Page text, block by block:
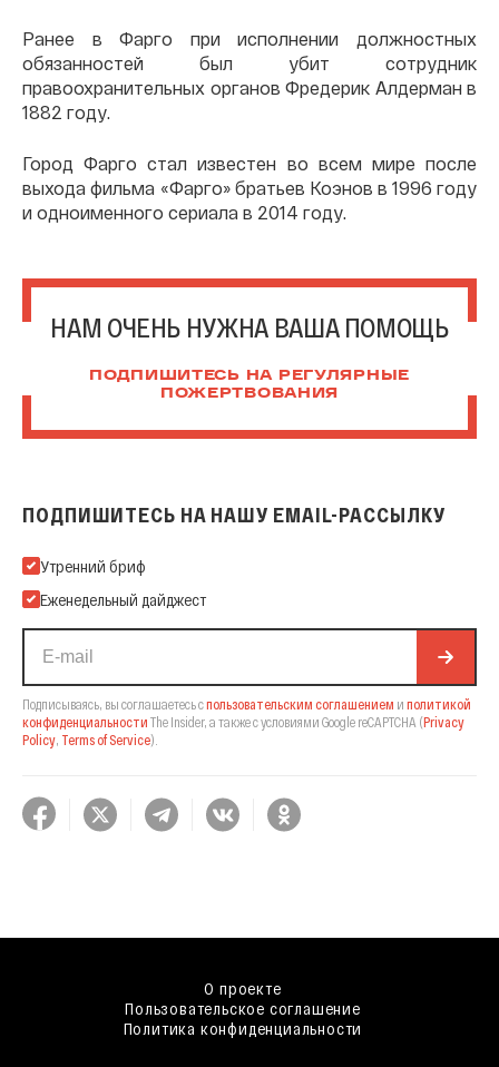
Ранее в Фарго при исполнении должностных
обязанностей был убит сотрудник
правоохранительных органов Фредерик Алдерман в
1882 году.
Город Фарго стал известен во всем мире после
выхода фильма «Фарго» братьев Коэнов в 1996 году
и одноименного сериала в 2014 году.
НАМ ОЧЕНЬ НУЖНА ВАША ПОМОЩЬ
ПОДПИШИТЕСЬ НА РЕГУЛЯРНЫЕ
ПОЖЕРТВОВАНИЯ
ПОДПИШИТЕСЬ НА НАШУ EMAIL-РАССЫЛКУ
Подпишитесь на нашу Email-рассылку
Утренний бриф
Еженедельный дайджест
Подписываясь, вы соглашаетесь спользовательским соглашением и политикой
конфиденциальности The Insider, а также с условиями Google reCAPTCHA (Privacy
Policy, Terms of Service).
О проекте
Пользовательское соглашение
Политика конфиденциальности